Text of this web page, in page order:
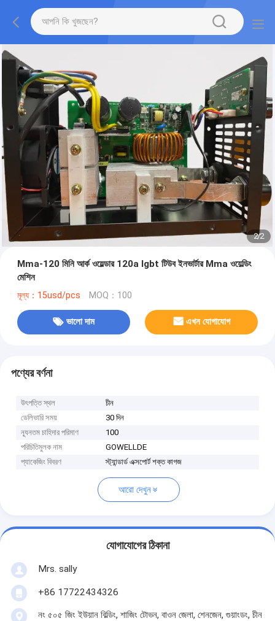
2/2
Mma-120 মিনি আর্ক ওয়েল্ডার 120a Igbt টিউব ইনভার্টার Mma ওয়েল্ডিং
মেশিন
মূল্য：15usd/pcs MOQ：100
ভালো দাম এখন যোগাযোগ
পণ্যের বর্ণনা
উৎপত্তি স্থল
চীন
ডেলিভারি সময়
30 দিন
ন্যূনতম চাহিদার পরিমাণ
100
পরিচিতিমুলক নাম
GOWELLDE
প্যাকেজিং বিবরণ
স্ট্যান্ডার্ড এক্সপোর্ট শক্ত কাগজ
আরো দেখুন
যোগাযোগের ঠিকানা
Mrs. sally
+86 17722434326
নং ৫০৫ জিং ইউয়ান বিল্ডিং, শাজিং টোভন, বাওন জেলা, শেনজেন, গুয়াংডং, চীন